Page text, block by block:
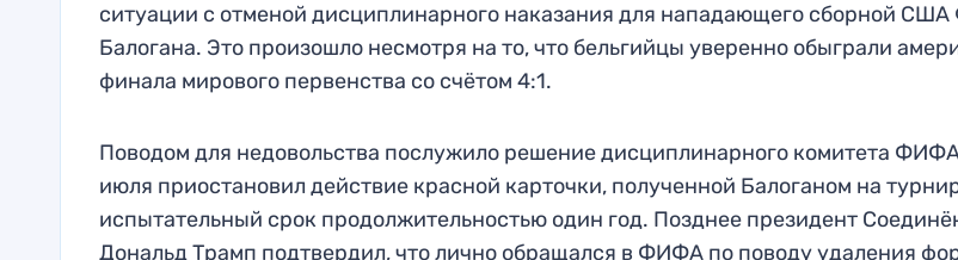
ситуации с отменой дисциплинарного наказания для нападающего сборной
Балогана. Это произошло несмотря на то, что бельгийцы уверенно обыграли
финала мирового первенства со счётом 4:1.
Поводом для недовольства послужило решение дисциплинарного комитета
июля приостановил действие красной карточки, полученной Балоганом на
испытательный срок продолжительностью один год. Позднее президент
Дональд Трамп подтвердил, что лично обращался в ФИФА по поводу удаления